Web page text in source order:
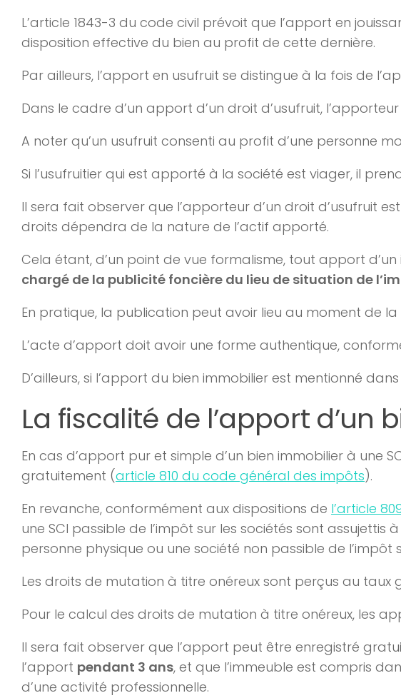
L’article 1843-3 du code civil prévoit que l’apport en
disposition effective du bien au profit de cette dernière.
Par ailleurs, l’apport en usufruit se distingue à la fois de
Dans le cadre d’un apport d’un droit d’usufruit,
A noter qu’un usufruit consenti au profit d’une personne
Si l’usufruitier qui est apporté à la société est viager, il
Il sera fait observer que l’apporteur d’un droit d’usufruit
droits dépendra de la nature de l’actif apporté.
Cela étant, d’un point de vue formalisme, tout apport
chargé de la publicité foncière du lieu de situation de
En pratique, la publication peut avoir lieu au moment de
L’acte d’apport doit avoir une forme authentique,
D’ailleurs, si l’apport du bien immobilier est mentionné
La fiscalité de l’apport d’un
En cas d’apport pur et simple d’un bien immobilier à une
gratuitement (article 810 du code général des impôts).
En revanche, conformément aux dispositions de l’article
une SCI passible de l’impôt sur les sociétés sont assujettis
personne physique ou une société non passible de l’impôt
Les droits de mutation à titre onéreux sont perçus au taux
Pour le calcul des droits de mutation à titre onéreux, les
Il sera fait observer que l’apport peut être enregistré
l’apport pendant 3 ans, et que l’immeuble est compris
d’une activité professionnelle.